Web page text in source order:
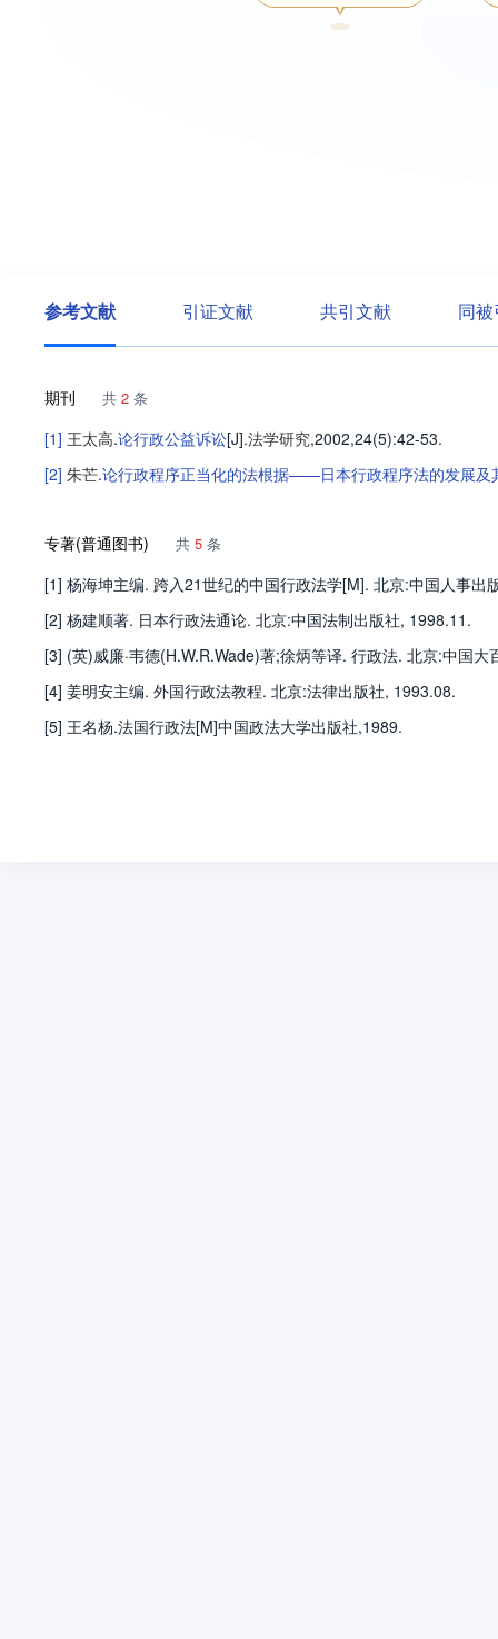
参考文献 引证文献 共引文献 同
期刊 共 2 条
[1] 王太高.论行政公益诉讼[J].法学研究,2002,24(5):42-53.
[2] 朱芒.论行政程序正当化的法根据——日本行政程序法的发展及
专著(普通图书) 共 5 条
[1] 杨海坤主编. 跨入21世纪的中国行政法学[M]. 北京:中国人事出
[2] 杨建顺著. 日本行政法通论. 北京:中国法制出版社, 1998.11.
[3] (英)威廉·韦德(H.W.R.Wade)著;徐炳等译. 行政法. 北京:中国
[4] 姜明安主编. 外国行政法教程. 北京:法律出版社, 1993.08.
[5] 王名杨.法国行政法[M]中国政法大学出版社,1989.